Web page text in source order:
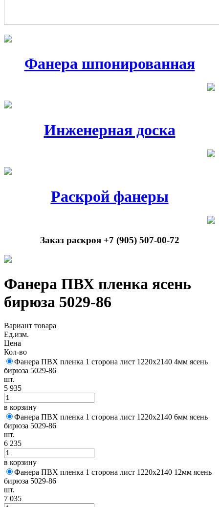
Фанера шпонированная
Инженерная доска
Раскрой фанеры
Заказ раскроя +7 (905) 507-00-72
Фанера ПВХ пленка ясень
бирюза 5029-86
Вариант товара
Ед.изм.
Цена
Кол-во
Фанера ПВХ пленка 1 сторона лист 1220х2140 4мм ясень
бирюза 5029-86
шт.
5 935
в корзину
Фанера ПВХ пленка 1 сторона лист 1220х2140 6мм ясень
бирюза 5029-86
шт.
6 235
в корзину
Фанера ПВХ пленка 1 сторона лист 1220х2140 12мм ясень
бирюза 5029-86
шт.
7 035